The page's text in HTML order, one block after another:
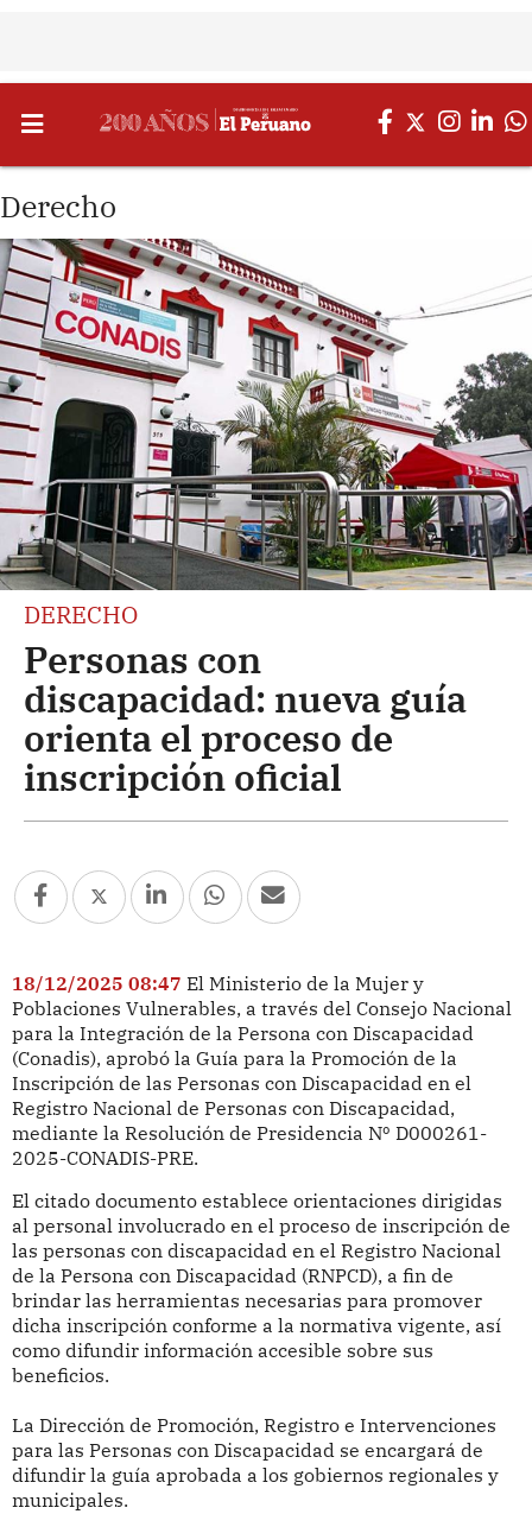
Derecho
DERECHO
Personas con
discapacidad: nueva guía
orienta el proceso de
inscripción oficial
18/12/2025 08:47 El Ministerio de la Mujer y
Poblaciones Vulnerables, a través del Consejo Nacional
para la Integración de la Persona con Discapacidad
(Conadis), aprobó la Guía para la Promoción de la
Inscripción de las Personas con Discapacidad en el
Registro Nacional de Personas con Discapacidad,
mediante la Resolución de Presidencia Nº D000261-
2025-CONADIS-PRE.
El citado documento establece orientaciones dirigidas
al personal involucrado en el proceso de inscripción de
las personas con discapacidad en el Registro Nacional
de la Persona con Discapacidad (RNPCD), a fin de
brindar las herramientas necesarias para promover
dicha inscripción conforme a la normativa vigente, así
como difundir información accesible sobre sus
beneficios.
La Dirección de Promoción, Registro e Intervenciones
para las Personas con Discapacidad se encargará de
difundir la guía aprobada a los gobiernos regionales y
municipales.